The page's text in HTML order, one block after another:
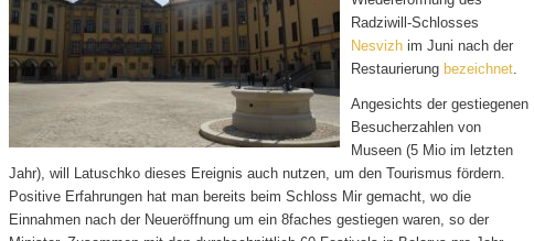
Radziwill-Schlosses
Nesvizh im Juni nach der
Restaurierung bezeichnet.
Angesichts der gestiegenen
Besucherzahlen von
Museen (5 Mio im letzten
Jahr), will Latuschko dieses Ereignis auch nutzen, um den Tourismus fördern.
Positive Erfahrungen hat man bereits beim Schloss Mir gemacht, wo die
Einnahmen nach der Neueröffnung um ein 8faches gestiegen waren, so der